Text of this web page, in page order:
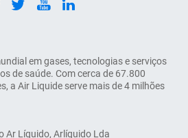
em gases, tecnologias e serviços
de saúde. Com cerca de 67.800
a Air Liquide serve mais de 4 milhões
Ar Líquido, Arlíquido Lda